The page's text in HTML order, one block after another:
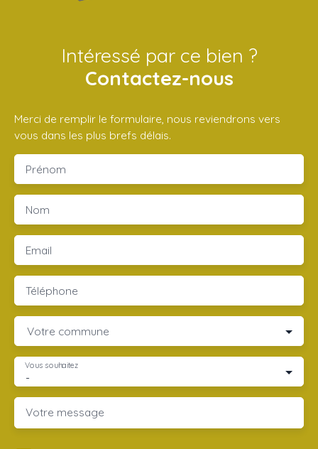
Intéressé par ce bien ?
Contactez-nous
Merci de remplir le formulaire, nous reviendrons vers
vous dans les plus brefs délais.
Prénom
Nom
Email
Téléphone
Votre commune
-
Vous souhaitez
Votre message